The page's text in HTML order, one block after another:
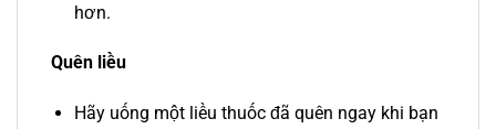
hơn.
Quên liều
Hãy uống một liều thuốc đã quên ngay khi bạn